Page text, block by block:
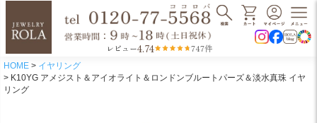
レビュー4.74 747件
HOME
イヤリング
K10YG アメジスト＆アイオライト＆ロンドンブルートパーズ＆淡水真珠 イヤ
リング